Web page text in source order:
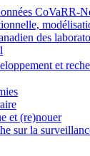
CoVaRR-
des
et
et (re)nouer
sur la